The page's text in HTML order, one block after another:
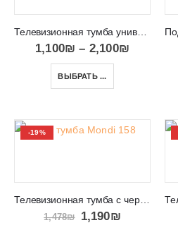
Телевизионная тумба универсальная RTV Aura 200
1,100₪ – 2,100₪
ВЫБРАТЬ ...
-19%
Телевизионная тумба с черными ножками Mondi 158
1,478₪ 1,190₪